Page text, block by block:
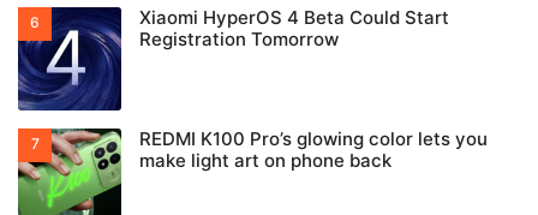
Xiaomi HyperOS 4 Beta Could Start
Registration Tomorrow
REDMI K100 Pro’s glowing color lets you
make light art on phone back